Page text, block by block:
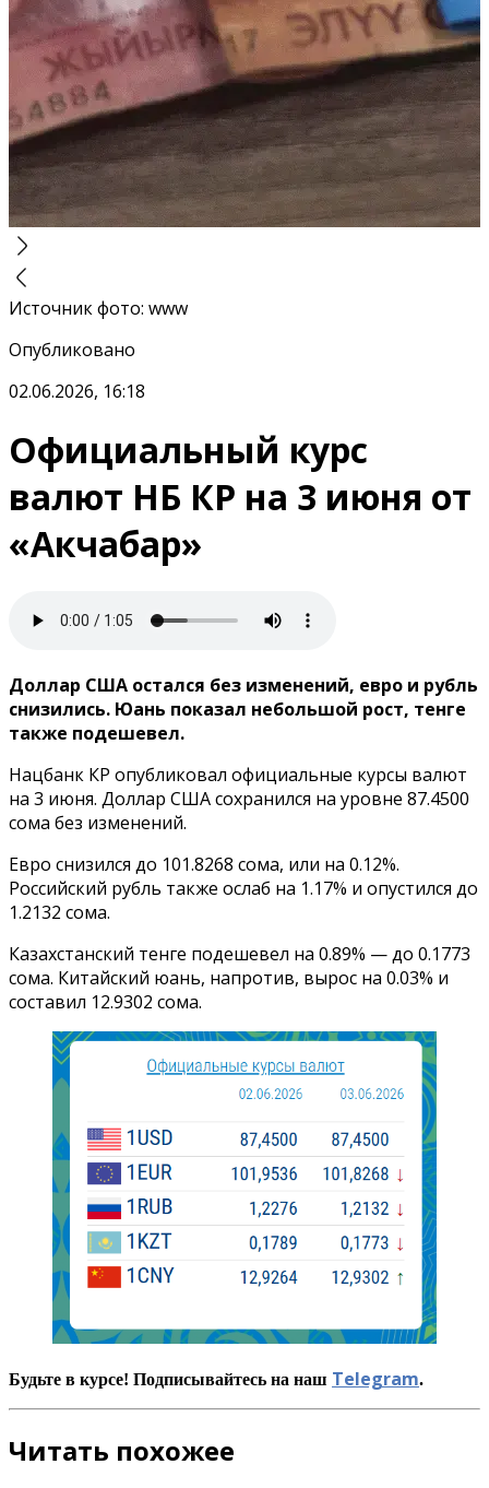
Источник фото: www
Опубликовано
02.06.2026, 16:18
Официальный курс
валют НБ КР на 3 июня от
«Акчабар»
Доллар США остался без изменений, евро и рубль
снизились. Юань показал небольшой рост, тенге
также подешевел.
Нацбанк КР опубликовал официальные курсы валют
на 3 июня. Доллар США сохранился на уровне 87.4500
сома без изменений.
Евро снизился до 101.8268 сома, или на 0.12%.
Российский рубль также ослаб на 1.17% и опустился до
1.2132 сома.
Казахстанский тенге подешевел на 0.89% — до 0.1773
сома. Китайский юань, напротив, вырос на 0.03% и
составил 12.9302 сома.
Будьте в курсе! Подписывайтесь на наш Telegram.
Читать похожее